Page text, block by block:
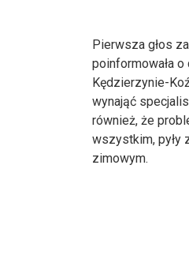
Pierwsza głos
poinformowała
Kędzierzynie-
wynająć
również, że
wszystkim, pyły
zimowym.